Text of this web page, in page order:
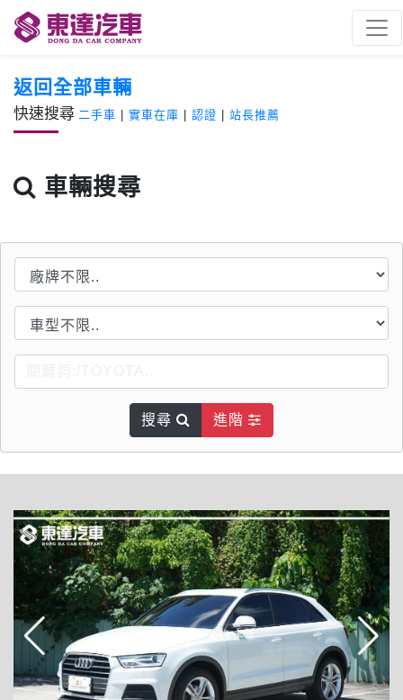
返回全部車輛
快速搜尋 二手車 實車在庫 認證 站長推薦
車輛搜尋
搜尋 進階